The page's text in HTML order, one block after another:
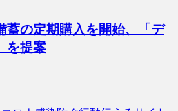
蓄の定期購入を開始、「デ
を提案